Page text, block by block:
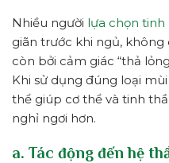
Nhiều người lựa chọn tinh
giãn trước khi ngủ,
còn bởi cảm giác “thả
Khi sử dụng đúng loại
thể giúp cơ thể và tinh
nghỉ ngơi hơn.
a. Tác động đến hệ